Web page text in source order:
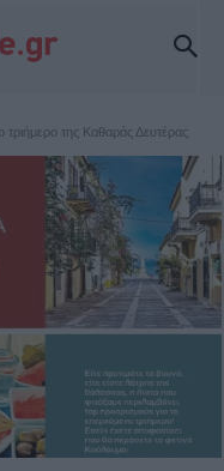
τριήμερο της Καθαράς Δευτέρας